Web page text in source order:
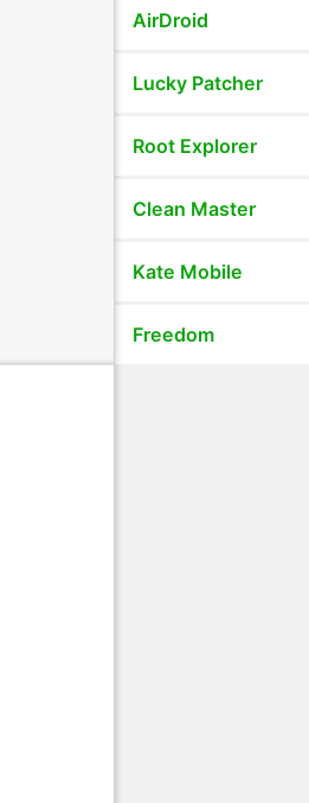
AirDroid
Lucky Patcher
Root Explorer
Clean Master
Kate Mobile
Freedom